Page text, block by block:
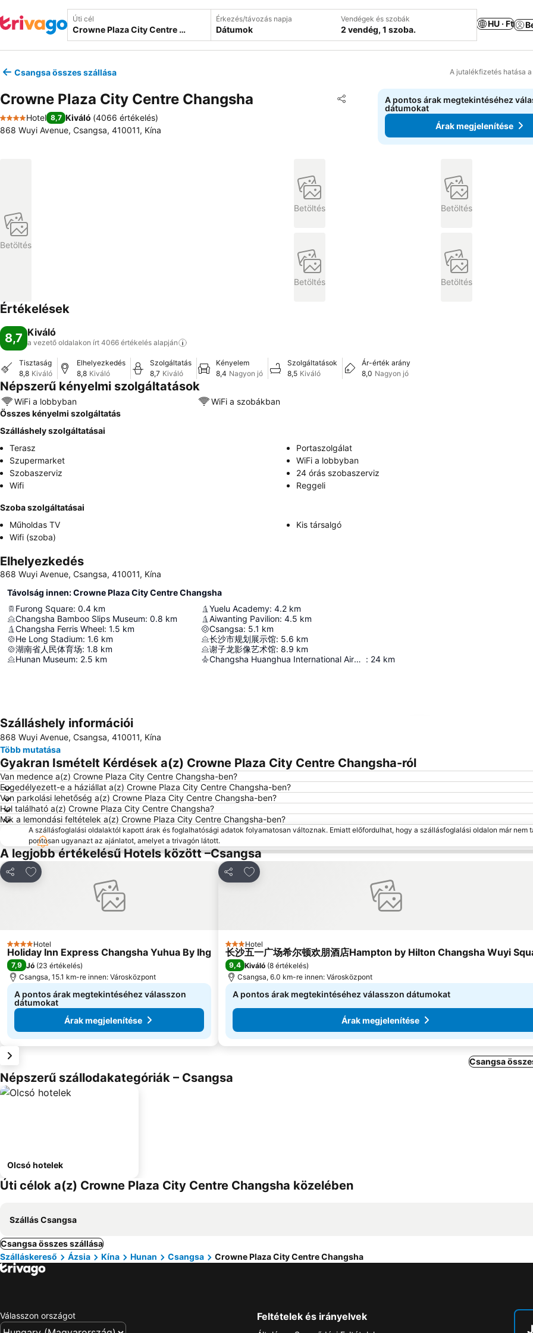
Úti cél Érkezés/távozás napja
Dátumok
Vendégek és szobák
2 vendég, 1 szoba.
HU · Ft
Csangsa összes szállása A jutalékfizetés hatása
Crowne Plaza City Centre Changsha Megosztás
Hozzáadás a kedvencekhez
4 Kategória
Hotel 8,7 Kiváló (4066 értékelés)
868 Wuyi Avenue, Csangsa, 410011, Kína
A pontos árak megtekintéséhez
dátumokat
Árak megjelenítése
Betöltés
Betöltés Betöltés
Betöltés Betöltés
Értékelések
8,7 Kiváló
a vezető oldalakon írt 4066 értékelés alapján
Tisztaság
8,8 Kiváló
Elhelyezkedés
8,8 Kiváló
Szolgáltatás
8,7 Kiváló
Kényelem
8,4 Nagyon jó
Szolgáltatások
8,5 Kiváló
Ár-érték arány
8,0 Nagyon jó
Népszerű kényelmi szolgáltatások
WiFi a lobbyban
WiFi a szobákban
Összes kényelmi szolgáltatás
Szálláshely szolgáltatásai
Terasz
Portaszolgálat
Szupermarket
WiFi a lobbyban
Szobaszerviz
24 órás szobaszerviz
Wifi
Reggeli
Szoba szolgáltatásai
Műholdas TV
Kis társalgó
Wifi (szoba)
Elhelyezkedés
868 Wuyi Avenue, Csangsa, 410011, Kína
Távolság innen: Crowne Plaza City Centre Changsha
Furong Square: 0.4 km
Changsha Bamboo Slips Museum: 0.8 km
Changsha Ferris Wheel: 1.5 km
He Long Stadium: 1.6 km
湖南省人民体育场: 1.8 km
Hunan Museum: 2.5 km
Yuelu Academy: 4.2 km
Aiwanting Pavilion: 4.5 km
Csangsa: 5.1 km
长沙市规划展示馆: 5.6 km
谢子龙影像艺术馆: 8.9 km
Changsha Huanghua International Airport : 24 km
Szálláshely információi
868 Wuyi Avenue, Csangsa, 410011, Kína
Több mutatása
Gyakran Ismételt Kérdések a(z) Crowne Plaza City Centre Changsha-ról
Van medence a(z) Crowne Plaza City Centre Changsha-ben?
Engedélyezett-e a háziállat a(z) Crowne Plaza City Centre Changsha-ben?
Van parkolási lehetőség a(z) Crowne Plaza City Centre Changsha-ben?
Hol található a(z) Crowne Plaza City Centre Changsha?
Mik a lemondási feltételek a(z) Crowne Plaza City Centre Changsha-ben?
A szállásfoglalási oldalaktól kapott árak és foglalhatósági adatok folyamatosan változnak. Emiatt előfordulhat, hogy a szállásfoglalási oldalon már nem
pontosan ugyanazt az ajánlatot, amelyet a trivagón látott.
A legjobb értékelésű Hotels között –Csangsa
Megosztás
Hozzáadás a kedvencekhez
4 Kategória
Hotel
Holiday Inn Express Changsha Yuhua By Ihg
7,9 Jó (23 értékelés)
Csangsa, 15.1 km-re innen: Városközpont
A pontos árak megtekintéséhez válasszon
dátumokat
Árak megjelenítése
Megosztás
Hozzáadás a kedvencekhez
3 Kategória
Hotel
长沙五一广场希尔顿欢朋酒店Hampton by Hilton Changsha Wuyi
9,4 Kiváló (8 értékelés)
Csangsa, 6.0 km-re innen: Városközpont
A pontos árak megtekintéséhez válasszon dátumokat
Árak megjelenítése
Csangsa
Népszerű szállodakategóriák – Csangsa
Olcsó hotelek
Úti célok a(z) Crowne Plaza City Centre Changsha közelében
Szállás Csangsa
Csangsa összes szállása
Szálláskereső
Ázsia Kína Hunan Csangsa Crowne Plaza City Centre Changsha
Válasszon országot Feltételek és irányelvek